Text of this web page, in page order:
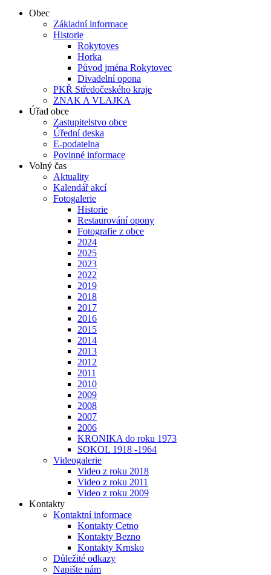
Obec
Základní informace
Historie
Rokytoves
Horka
Původ jména Rokytovec
Divadelní opona
PKŘ Středočeského kraje
ZNAK A VLAJKA
Úřad obce
Zastupitelstvo obce
Úřední deska
E-podatelna
Povinné informace
Volný čas
Aktuality
Kalendář akcí
Fotogalerie
Historie
Restaurování opony
Fotografie z obce
2024
2025
2023
2022
2019
2018
2017
2016
2015
2014
2013
2012
2011
2010
2009
2008
2007
2006
KRONIKA do roku 1973
SOKOL 1918 -1964
Videogalerie
Video z roku 2018
Video z roku 2011
Video z roku 2009
Kontakty
Kontaktní informace
Kontakty Cetno
Kontakty Bezno
Kontakty Krnsko
Důležité odkazy
Napište nám